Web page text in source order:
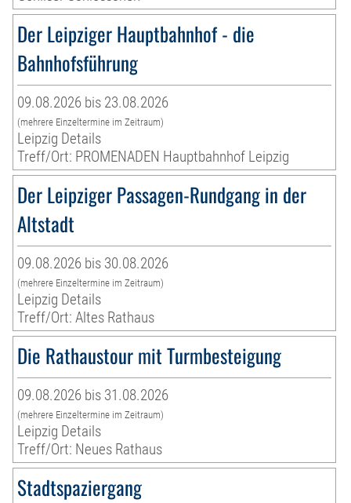
Der Leipziger Hauptbahnhof - die
Bahnhofsführung
09.08.2026 bis 23.08.2026
(mehrere Einzeltermine im Zeitraum)
Leipzig Details
Treff/Ort: PROMENADEN Hauptbahnhof Leipzig
Der Leipziger Passagen-Rundgang in der
Altstadt
09.08.2026 bis 30.08.2026
(mehrere Einzeltermine im Zeitraum)
Leipzig Details
Treff/Ort: Altes Rathaus
Die Rathaustour mit Turmbesteigung
09.08.2026 bis 31.08.2026
(mehrere Einzeltermine im Zeitraum)
Leipzig Details
Treff/Ort: Neues Rathaus
Stadtspaziergang